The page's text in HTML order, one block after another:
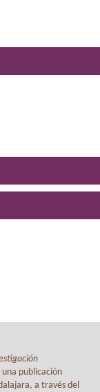
publicación
a través del